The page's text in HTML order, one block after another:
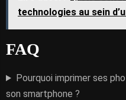
technologies au sein
FAQ
Pourquoi imprimer ses
son smartphone ?